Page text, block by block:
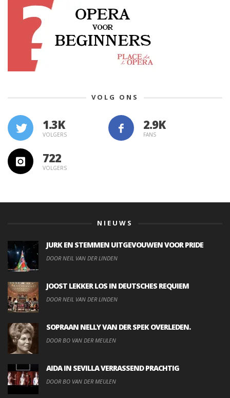
VOLG ONS
1.3K
VOLGERS FANS
722
VOLGERS
NIEUWS
JURK EN STEMMEN UITGEVOUWEN VOOR PRIDE
DOOR NEIL VAN DER LINDEN
JOOST LEKKER LOS IN DEUTSCHES REQUIEM
DOOR NEIL VAN DER LINDEN
SOPRAAN NELLY VAN DER SPEK OVERLEDEN.
DOOR BO VAN DER MEULEN
AIDA IN SEVILLA VERRASSEND PRACHTIG
DOOR BO VAN DER MEULEN